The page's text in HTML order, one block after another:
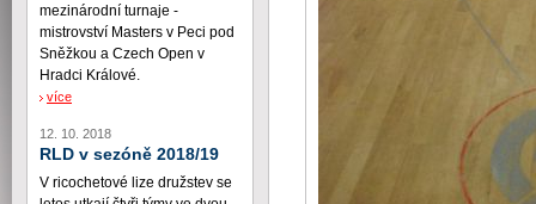
mezinárodní turnaje -
mistrovství Masters v Peci pod
Sněžkou a Czech Open v
Hradci Králové.
více
12. 10. 2018
RLD v sezóně 2018/19
V ricochetové lize družstev se